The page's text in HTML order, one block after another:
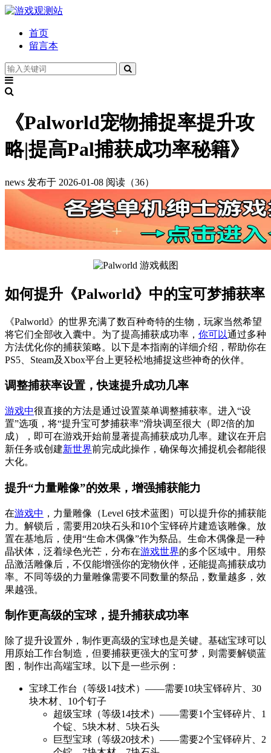
首页
留言本
《Palworld宠物捕捉率提升攻
略|提高Pal捕获成功率秘籍》
news 发布于 2026-01-08 阅读（36）
如何提升《Palworld》中的宝可梦捕获率
《Palworld》的世界充满了数百种奇特的生物，玩家当然希望
将它们全部收入囊中。为了提高捕获成功率， 你可以通过多种
方法优化你的捕获策略。以下是本指南的详细介绍，帮助你在
PS5、Steam及Xbox平台上更轻松地捕捉这些神奇的伙伴。
调整捕获率设置，快速提升成功几率
游戏中很直接的方法是通过设置菜单调整捕获率。进入“设
置”选项，将“提升宝可梦捕获率”滑块调至很大（即2倍的加
成），即可在游戏开始前显著提高捕获成功几率。建议在开启
新任务或创建新世界前完成此操作，确保每次捕捉机会都能很
大化。
提升“力量雕像”的效果，增强捕获能力
在游戏中 ，力量雕像（Level 6技术蓝图）可以提升你的捕获能
力。解锁后，需要用20块石头和10个宝铎碎片建造该雕像。放
置在基地后，使用“生命木偶像”作为祭品。生命木偶像是一种
晶状体，泛着绿色光芒，分布在游戏世界的多个区域中。用祭
品激活雕像后，不仅能增强你的宠物伙伴，还能提高捕获成功
率。不同等级的力量雕像需要不同数量的祭品，数量越多，效
果越强。
制作更高级的宝球，提升捕获成功率
除了提升设置外，制作更高级的宝球也是关键。基础宝球可以
用原始工作台制造，但要捕获更强大的宝可梦，则需要解锁蓝
图，制作出高端宝球。以下是一些示例：
宝球工作台（等级14技术）——需要10块宝铎碎片、30
块木材、10个钉子
超级宝球（等级14技术）——需要1个宝铎碎片、1
个锭、5块木材、5块石头
巨型宝球（等级20技术）——需要2个宝铎碎片、2